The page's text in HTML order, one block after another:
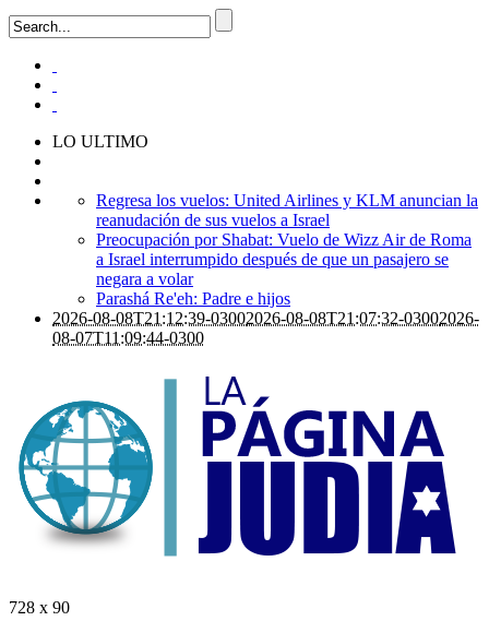
LO ULTIMO
Regresa los vuelos: United Airlines y KLM anuncian la
reanudación de sus vuelos a Israel
Preocupación por Shabat: Vuelo de Wizz Air de Roma
a Israel interrumpido después de que un pasajero se
negara a volar
Parashá Re'eh: Padre e hijos
2026-08-08T21:12:39-03002026-08-08T21:07:32-03002026-
08-07T11:09:44-0300
728 x 90